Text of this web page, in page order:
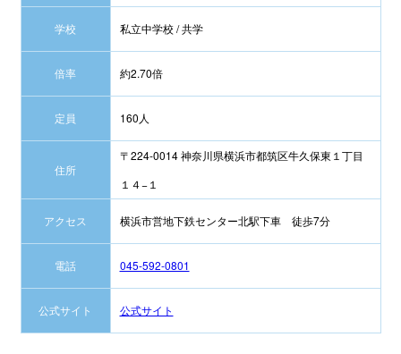
学校 私立中学校 / 共学
倍率 約2.70倍
定員 160人
住所
〒224-0014 神奈川県横浜市都筑区牛久保東１丁目
１４−１
アクセス 横浜市営地下鉄センター北駅下車 徒歩7分
電話 045-592-0801
公式サイト 公式サイト